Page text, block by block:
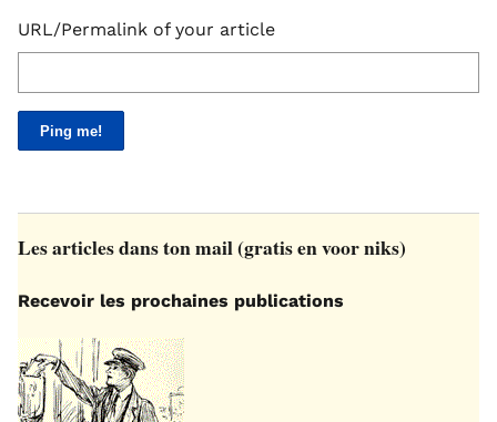
URL/Permalink of your article
Les articles dans ton mail (gratis en voor niks)
Recevoir les prochaines publications